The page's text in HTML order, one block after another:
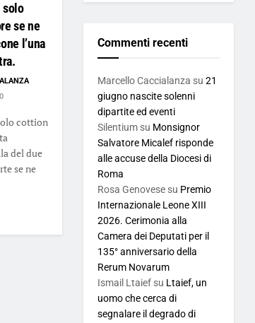
solo
se ne
l’una
cottion
del due
se ne
Commenti recenti
Marcello Caccialanza su 21
giugno nascite solenni
dipartite ed eventi
Silentiumsu Monsignor
Salvatore Micalef risponde
alle accuse della Diocesi di
Roma
Rosa Genovesesu Premio
Internazionale Leone XIII
2026. Cerimonia alla
Camera dei Deputati per il
135° anniversario della
Rerum Novarum
Ismail Ltaiefsu Ltaief, un
uomo che cerca di
segnalare il degrado di